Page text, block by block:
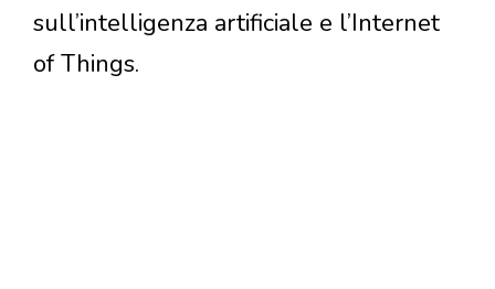
sull’intelligenza artificiale e l’Internet
of Things.